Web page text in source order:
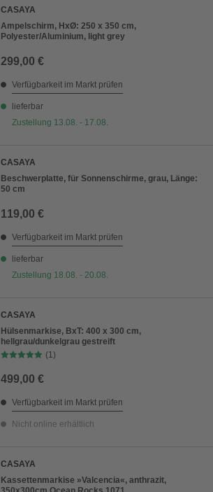
CASAYA
Ampelschirm, HxØ: 250 x 350 cm,
Polyester/Aluminium, light grey
299,00 €
Verfügbarkeit im Markt prüfen
lieferbar
Zustellung 13.08. - 17.08.
CASAYA
Beschwerplatte, für Sonnenschirme, grau, Länge:
50 cm
119,00 €
Verfügbarkeit im Markt prüfen
lieferbar
Zustellung 18.08. - 20.08.
CASAYA
Hülsenmarkise, BxT: 400 x 300 cm,
hellgrau/dunkelgrau gestreift
(1)
499,00 €
Verfügbarkeit im Markt prüfen
Nicht online erhältlich
CASAYA
Kassettenmarkise »Valcencia«, anthrazit,